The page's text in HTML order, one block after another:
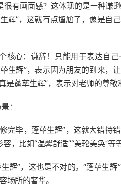
有画面感？这体现的是一种谦
辉”，这就有点尴尬了，像是自
核心：谦辞！只能用于表达自
生辉”，表示因为朋友的到来，
蓬荜生辉”，表示对老师的尊敬
：
完毕，蓬荜生辉”，这就大错特
，比如“温馨舒适”“美轮美奂”等等
辉”，这也是不对的。“蓬荜生
场所的奢华。